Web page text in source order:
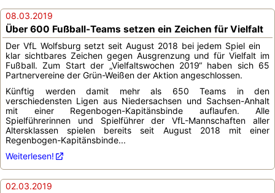
08.03.2019
Über 600 Fußball-Teams setzen ein Zeichen für Vielfalt
Der VfL Wolfsburg setzt seit August 2018 bei jedem Spiel ein
klar sichtbares Zeichen gegen Ausgrenzung und für Vielfalt im
Fußball. Zum Start der „Vielfaltswochen 2019“ haben sich 65
Partnervereine der Grün-Weißen der Aktion angeschlossen.
Künftig werden damit mehr als 650 Teams in den
verschiedensten Ligen aus Niedersachsen und Sachsen-Anhalt
mit einer Regenbogen-Kapitänsbinde auflaufen. Alle
Spielführerinnen und Spielführer der VfL-Mannschaften aller
Altersklassen spielen bereits seit August 2018 mit einer
Regenbogen-Kapitänsbinde...
Weiterlesen!
02.03.2019